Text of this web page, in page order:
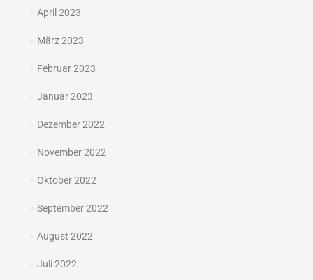
April 2023
März 2023
Februar 2023
Januar 2023
Dezember 2022
November 2022
Oktober 2022
September 2022
August 2022
Juli 2022